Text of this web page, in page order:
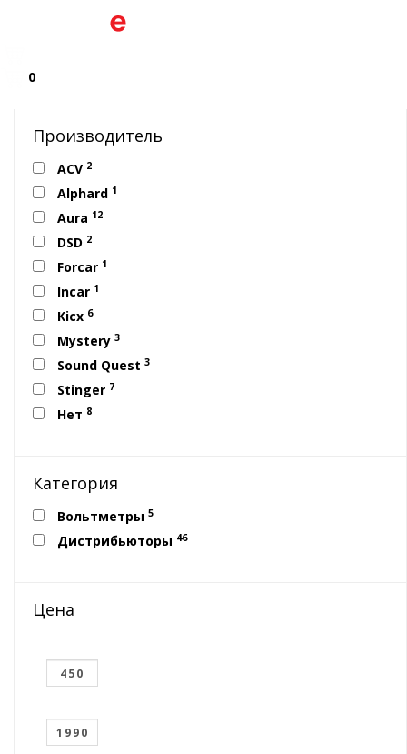
0
Производитель
ACV 2
Alphard 1
Aura 12
DSD 2
Forcar 1
Incar 1
Kicx 6
Mystery 3
Sound Quest 3
Stinger 7
Нет 8
Категория
Вольтметры 5
Дистрибьюторы 46
Цена